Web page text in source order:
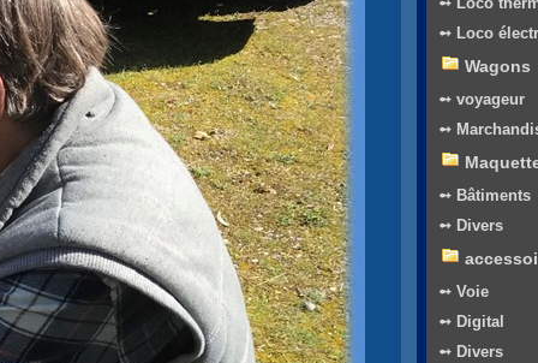
➻ Loco
Wagons
➻ voyageur
➻
➻ Bâtiments
➻ Divers
➻ Voie
➻ Digital
➻ Divers